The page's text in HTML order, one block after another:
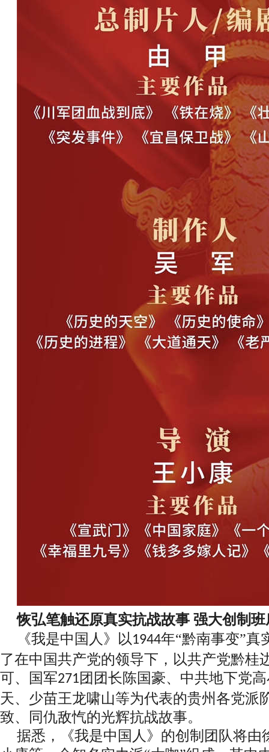
恢弘笔触还原真实抗战故事 强大创制
《我是中国人》以1944年“黔南事变”真
了在中国共产党的领导下，以共产党黔桂
可、国军271团团长陈国豪、中共地下党
天、少苗王龙啸山等为代表的贵州各党派
致、同仇敌忾的光辉抗战故事。
据悉，《我是中国人》的创制团队将由